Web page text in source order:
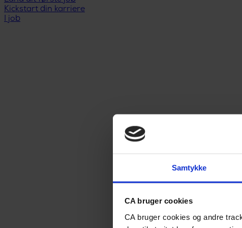
Samtykke
CA bruger cookies
CA bruger cookies og andre
Kickstart din karriere
I job